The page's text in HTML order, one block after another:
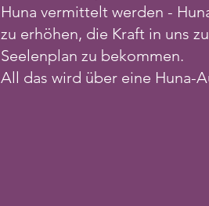
Huna vermittelt werden -
zu erhöhen, die Kraft in uns
Seelenplan zu bekommen.
All das wird über eine Huna-